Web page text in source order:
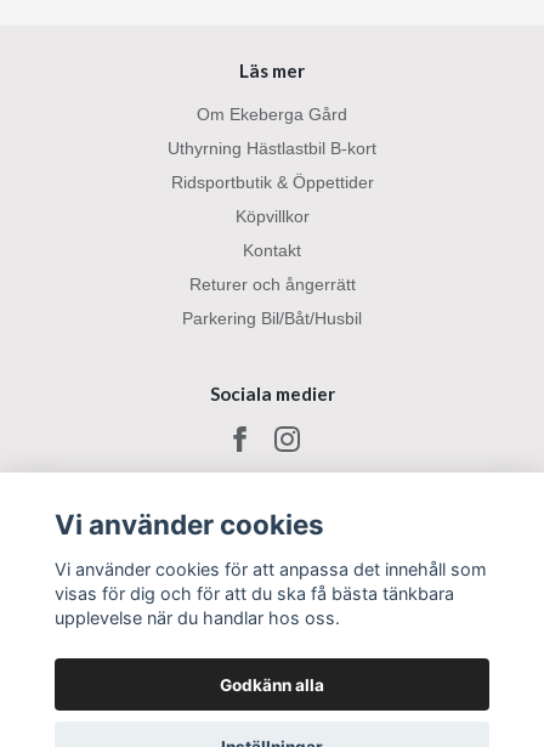
Läs mer
Om Ekeberga Gård
Uthyrning Hästlastbil B-kort
Ridsportbutik & Öppettider
Köpvillkor
Kontakt
Returer och ångerrätt
Parkering Bil/Båt/Husbil
Sociala medier
Vi använder cookies
Vi använder cookies för att anpassa det innehåll som
visas för dig och för att du ska få bästa tänkbara
upplevelse när du handlar hos oss.
Godkänn alla